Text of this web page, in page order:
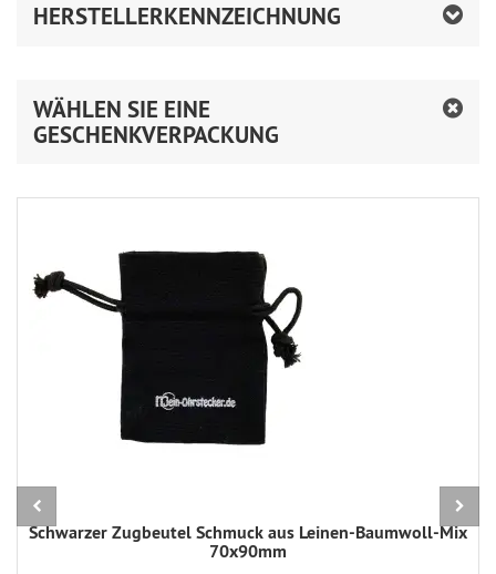
HERSTELLERKENNZEICHNUNG
WÄHLEN SIE EINE
GESCHENKVERPACKUNG
Schwarzer Zugbeutel Schmuck aus Leinen-Baumwoll-Mix
70x90mm